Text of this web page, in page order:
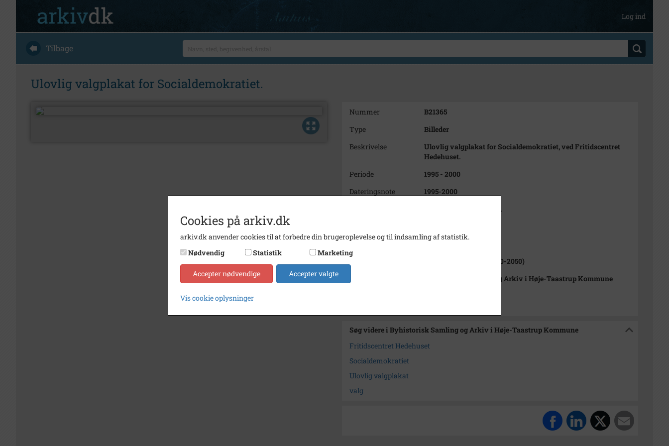
Log ind
Tilbage
Ulovlig valgplakat for Socialdemokratiet.
Nummer
B21365
Type
Billeder
Beskrivelse
Ulovlig valgplakat for Socialdemokratiet, ved Fritidscentret
Hedehuset.
Periode
1995 - 2000
Dateringsnote
1995-2000
Michael Wimmelmann.
Type
Sogn (1000-2050)
Høje Tåstrup Sogn (1000-2050)
Byhistorisk Samling og Arkiv i Høje-Taastrup Kommune
Søg videre i Byhistorisk Samling og Arkiv i Høje-Taastrup Kommune
Fritidscentret Hedehuset
Socialdemokratiet
Ulovlig valgplakat
valg
Cookies på arkiv.dk
arkiv.dk anvender cookies til at forbedre din brugeroplevelse og til indsamling af statistik.
Nødvendig
Statistik Marketing
Accepter nødvendige Accepter valgte
Vis cookie oplysninger